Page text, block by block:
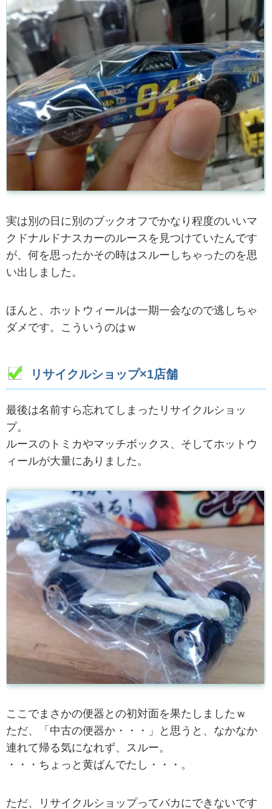
実は別の日に別のブックオフでかなり程度のいいマ
クドナルドナスカーのルースを見つけていたんです
が、何を思ったかその時はスルーしちゃったのを思
い出しました。
ほんと、ホットウィールは一期一会なので逃しちゃ
ダメです。こういうのはｗ
リサイクルショップ×1店舗
最後は名前すら忘れてしまったリサイクルショッ
プ。
ルースのトミカやマッチボックス、そしてホットウ
ィールが大量にありました。
ここでまさかの便器との初対面を果たしましたｗ
ただ、「中古の便器か・・・」と思うと、なかなか
連れて帰る気になれず、スルー。
・・・ちょっと黄ばんでたし・・・。
ただ、リサイクルショップってバカにできないです